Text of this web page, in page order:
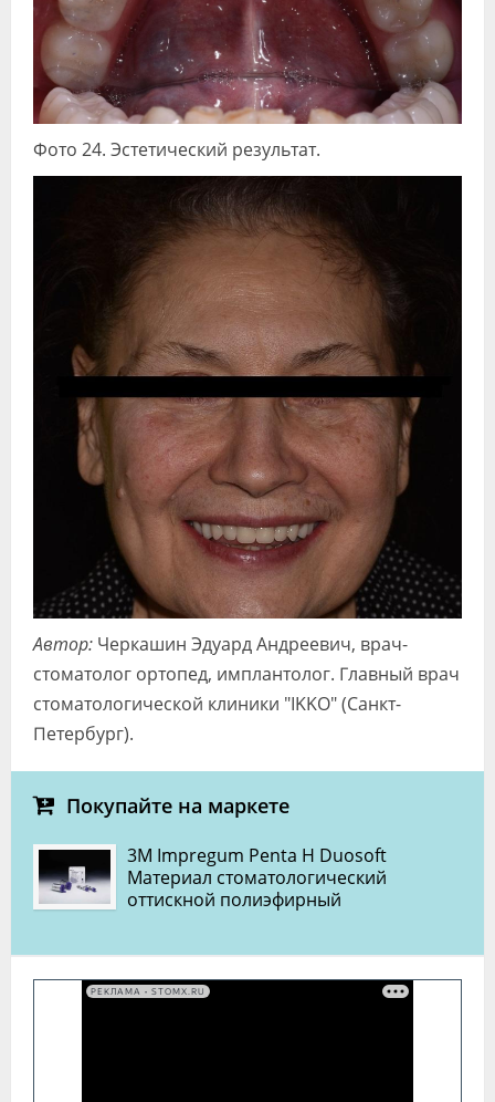
Фото 24. Эстетический результат.
Автор: Черкашин Эдуард Андреевич, врач-
стоматолог ортопед, имплантолог. Главный врач
стоматологической клиники "IKKO" (Санкт-
Петербург).
Покупайте на маркете
3M Impregum Penta H Duosoft
Материал стоматологический
оттискной полиэфирный
РЕКЛАМА • STOMX.RU